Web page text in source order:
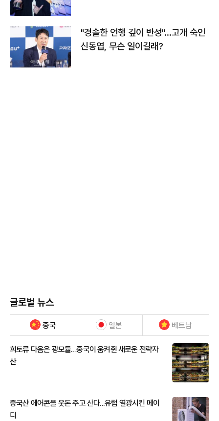
"경솔한 언행 깊이 반성"…고개 숙인
신동엽, 무슨 일이길래?
글로벌 뉴스
중국 일본 베트남
희토류 다음은 광모듈…중국이 움켜쥔 새로운 전략자
산
중국산 에어콘을 웃돈 주고 산다...유럽 열광시킨 메이
디